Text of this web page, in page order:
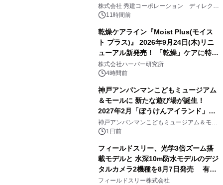
大興奮が今甦る
株式会社 秀建コーポレーション ディレクト
アートギャラリー
11時間前
乾燥ケアライン『Moist Plus(モイス
ト プラス)』 2026年9月24日(木)リニ
ューアル新発売！ 「乾燥」ケアに特化
し、ライン使いで潤いに満ちた肌へ
株式会社ハーバー研究所
4時間前
神戸アンパンマンこどもミュージアム
＆モールに 新たな遊び場が誕生！
2027年2月「ぼうけんアイランド」が
オープン
神戸アンパンマンこどもミュージアム＆モー
ル 1日前
フィールドスリー、光学3倍ズーム搭
載モデルと 水深10m防水モデルのデジ
タルカメラ2機種を8月7日発売 有効
約1300万画素、用途別に選べるコンデ
フィールドスリー株式会社